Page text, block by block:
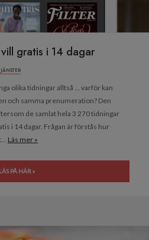
gratis i 14 dagar
olika tidningar alltså … varför kan
och samma prenumeration? Den
de samlat hela 3 270 tidningar
i 14 dagar. Frågan är förstås hur
Läs mer »
LÄS PÅ HÄR »